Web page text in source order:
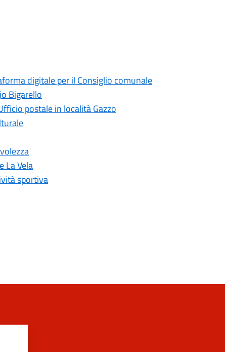
digitale per il Consiglio comunale
Bigarello
postale in località Gazzo
La Vela
sportiva